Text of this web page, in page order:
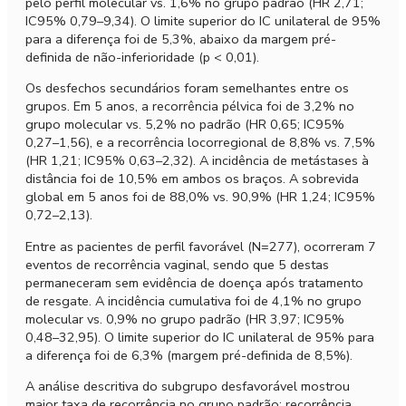
IC95% 0,79–9,34). O limite superior do IC unilateral de 95%
para a diferença foi de 5,3%, abaixo da margem pré-
definida de não-inferioridade (p < 0,01).
Os desfechos secundários foram semelhantes entre os
grupos. Em 5 anos, a recorrência pélvica foi de 3,2% no
grupo molecular vs. 5,2% no padrão (HR 0,65; IC95%
0,27–1,56), e a recorrência locorregional de 8,8% vs. 7,5%
(HR 1,21; IC95% 0,63–2,32). A incidência de metástases à
distância foi de 10,5% em ambos os braços. A sobrevida
global em 5 anos foi de 88,0% vs. 90,9% (HR 1,24; IC95%
0,72–2,13).
Entre as pacientes de perfil favorável (N=277), ocorreram 7
eventos de recorrência vaginal, sendo que 5 destas
permaneceram sem evidência de doença após tratamento
de resgate. A incidência cumulativa foi de 4,1% no grupo
molecular vs. 0,9% no grupo padrão (HR 3,97; IC95%
0,48–32,95). O limite superior do IC unilateral de 95% para
a diferença foi de 6,3% (margem pré-definida de 8,5%).
A análise descritiva do subgrupo desfavorável mostrou